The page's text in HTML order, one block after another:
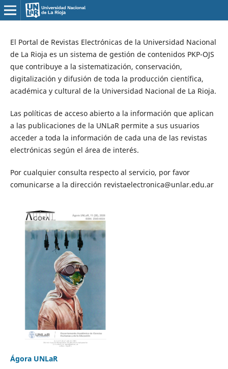
El Portal de Revistas Electrónicas de la Universidad Nacional
de La Rioja es un sistema de gestión de contenidos PKP-OJS
que contribuye a la sistematización, conservación,
digitalización y difusión de toda la producción científica,
académica y cultural de la Universidad Nacional de La Rioja.
Las políticas de acceso abierto a la información que aplican
a las publicaciones de la UNLaR permite a sus usuarios
acceder a toda la información de cada una de las revistas
electrónicas según el área de interés.
Por cualquier consulta respecto al servicio, por favor
comunicarse a la dirección revistaelectronica@unlar.edu.ar
Ágora UNLaR